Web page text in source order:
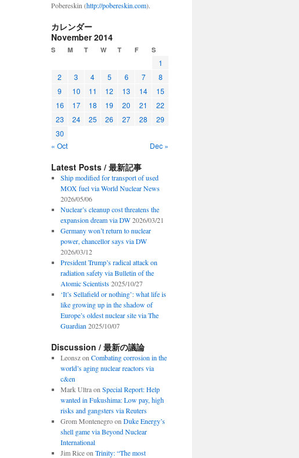
Pobereskin (http://pobereskin.com).
カレンダー
November 2014
S M T W T F S
1
2
3 4 5 6 7
8
9
10 11 12 13 14
15
16
17 18 19 20 21
22
23
24 25 26 27 28
29
30
« Oct
Dec »
Latest Posts / 最新記事
Ship modified for transport of used
MOX fuel via World Nuclear News
2026/05/06
Nuclear’s cleanup cost threatens the
expansion dream via DW 2026/03/21
Germany won’t return to nuclear
power, chancellor says via DW
2026/03/12
President Trump’s radical attack on
radiation safety via Bulletin of the
Atomic Scientists 2025/10/27
‘It’s Sellafield or nothing’: what life is
like growing up in the shadow of
Europe’s oldest nuclear site via The
Guardian 2025/10/07
Discussion / 最新の議論
Leonszon Combating corrosion in the
world’s aging nuclear reactors via
c&en
Mark Ultraon Special Report: Help
wanted in Fukushima: Low pay, high
risks and gangsters via Reuters
Grom Montenegroon Duke Energy’s
shell game via Beyond Nuclear
International
Jim Riceon Trinity: “The most